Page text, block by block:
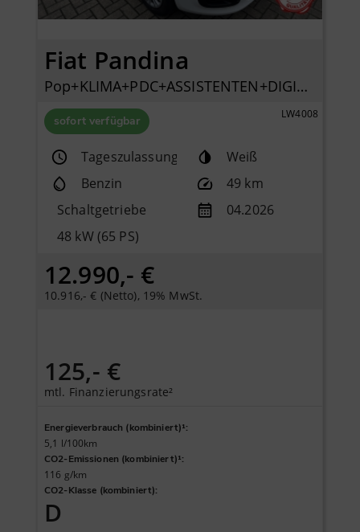
Fiat Pandina
Pop+KLIMA+PDC+ASSISTENTEN+DIGITACHO+ISOFIX+
sofort verfügbar LW4008
Tageszulassung
Weiß
Benzin
49 km
Schaltgetriebe
04.2026
48 kW (65 PS)
12.990,- €
10.916,- € (Netto), 19% MwSt.
125,- €
mtl. Finanzierungsrate²
Energieverbrauch (kombiniert)¹:
5,1 l/100km
CO2-Emissionen (kombiniert)¹:
116 g/km
CO2-Klasse (kombiniert):
D